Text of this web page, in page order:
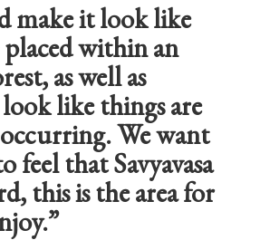
make it look like
within an
as well as
like things are
We want
feel that Savyavasa
this is the area for